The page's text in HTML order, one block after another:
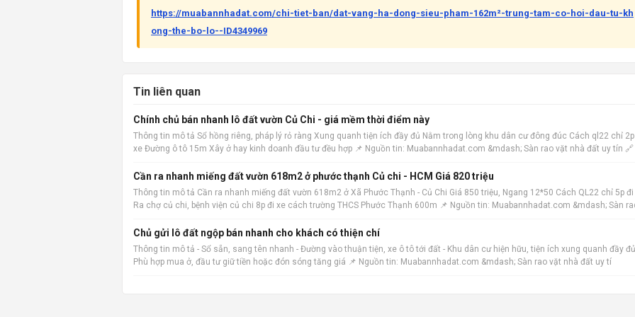
https://muabannhadat.com/chi-tiet-ban/dat-vang-ha-dong-sieu-pham-162m²-trung-tam-co-hoi-dau-tu-kh
ong-the-bo-lo--ID4349969
Tin liên quan
Chính chủ bán nhanh lô đất vườn Củ Chi - giá mềm thời điểm này
Thông tin mô tả Sổ hồng riêng, pháp lý rỏ ràng Xung quanh tiện ích đầy đủ Nằm trong lòng khu dân cư đông đúc Cách ql22 chỉ
xe Đường ô tô 15m Xây ở hay kinh doanh đầu tư đều hợp 📌 Nguồn tin: Muabannhadat.com &mdash; Sàn rao vặt nhà đất uy tín 🔗
Cần ra nhanh miếng đất vườn 618m2 ở phước thạnh Củ chi - HCM Giá 820 triệu
Thông tin mô tả Cần ra nhanh miếng đất vườn 618m2 ở Xã Phước Thạnh - Củ Chi Giá 850 triệu, Ngang 12*50 Cách QL22 chỉ 5p đi
Ra chợ củ chi, bệnh viện củ chi 8p đi xe cách trường THCS Phước Thạnh 600m 📌 Nguồn tin: Muabannhadat.com &mdash; Sàn
Chủ gửi lô đất ngộp bán nhanh cho khách có thiện chí
Thông tin mô tả - Sổ sẵn, sang tên nhanh - Đường vào thuận tiện, xe ô tô tới đất - Khu dân cư hiện hữu, tiện ích xung quanh đầy
Phù hợp mua ở, đầu tư giữ tiền hoặc đón sóng tăng giá 📌 Nguồn tin: Muabannhadat.com &mdash; Sàn rao vặt nhà đất uy tí